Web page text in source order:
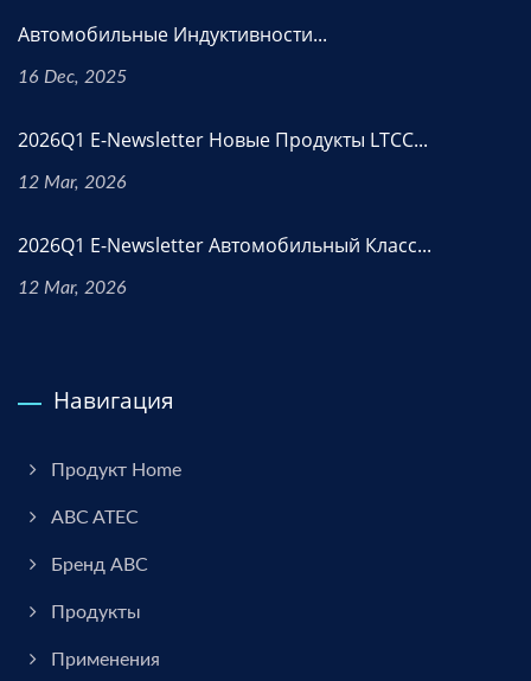
Автомобильные Индуктивности...
16 Dec, 2025
2026Q1 E-Newsletter Новые Продукты LTCC...
12 Mar, 2026
2026Q1 E-Newsletter Автомобильный Класс...
12 Mar, 2026
Навигация
Продукт Home
ABC ATEC
Бренд ABC
Продукты
Применения